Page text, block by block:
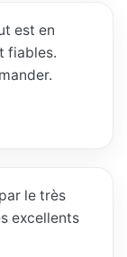
est en
fiables.
le très
excellents